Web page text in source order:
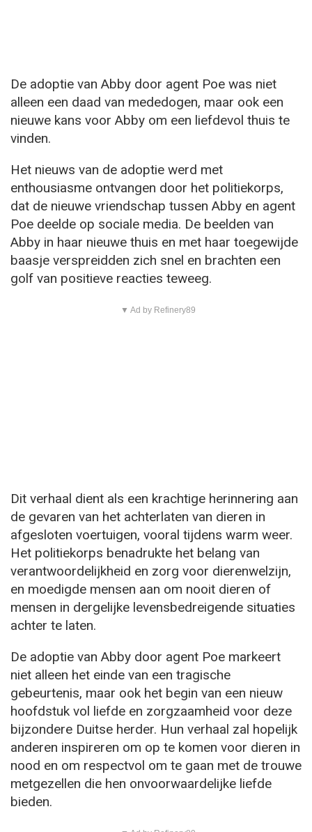
De adoptie van Abby door agent Poe was niet
alleen een daad van mededogen, maar ook een
nieuwe kans voor Abby om een liefdevol thuis te
vinden.
Het nieuws van de adoptie werd met
enthousiasme ontvangen door het politiekorps,
dat de nieuwe vriendschap tussen Abby en agent
Poe deelde op sociale media. De beelden van
Abby in haar nieuwe thuis en met haar toegewijde
baasje verspreidden zich snel en brachten een
golf van positieve reacties teweeg.
▼ Ad by Refinery89
Dit verhaal dient als een krachtige herinnering aan
de gevaren van het achterlaten van dieren in
afgesloten voertuigen, vooral tijdens warm weer.
Het politiekorps benadrukte het belang van
verantwoordelijkheid en zorg voor dierenwelzijn,
en moedigde mensen aan om nooit dieren of
mensen in dergelijke levensbedreigende situaties
achter te laten.
De adoptie van Abby door agent Poe markeert
niet alleen het einde van een tragische
gebeurtenis, maar ook het begin van een nieuw
hoofdstuk vol liefde en zorgzaamheid voor deze
bijzondere Duitse herder. Hun verhaal zal hopelijk
anderen inspireren om op te komen voor dieren in
nood en om respectvol om te gaan met de trouwe
metgezellen die hen onvoorwaardelijke liefde
bieden.